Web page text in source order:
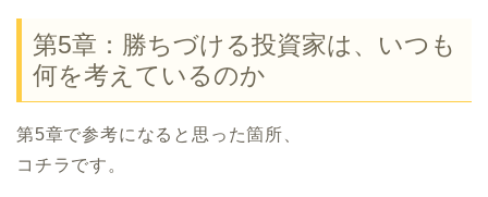
第5章：勝ちづける投資家は、いつも
何を考えているのか
第5章で参考になると思った箇所、
コチラです。